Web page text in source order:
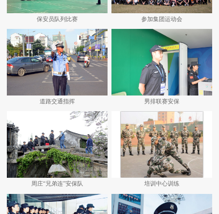
保安员队列比赛 参加集团运动会
道路交通指挥 男排联赛安保
周庄“兄弟连”安保队 培训中心训练